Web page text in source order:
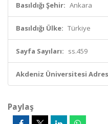
Basıldığı Şehir: Ankara
Basıldığı Ülke: Türkiye
Sayfa Sayıları: ss.459
Akdeniz Üniversitesi
Paylaş